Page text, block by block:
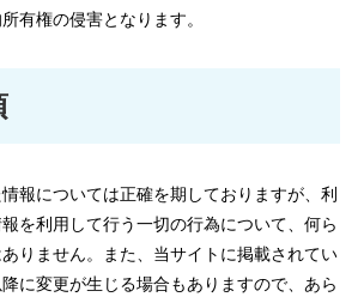
有権の侵害となります。
報については正確を期しておりますが、利
を利用して行う一切の行為について、何ら
りません。また、当サイトに掲載されてい
に変更が生じる場合もありますので、あら